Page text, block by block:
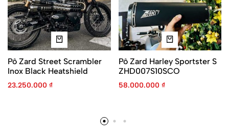
Pô Zard Street Scrambler
Inox Black Heatshield
23.250.000 ₫
Pô Zard Harley Sportster S
ZHD007S10SCO
58.000.000 ₫